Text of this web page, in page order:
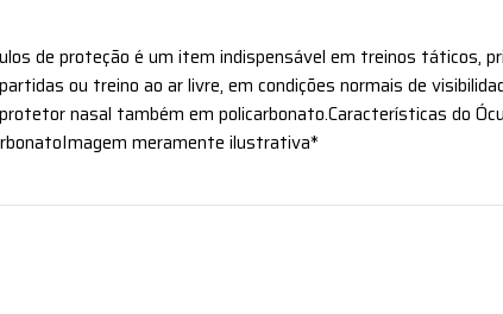
de proteção é um item indispensável em treinos
ou treino ao ar livre, em condições normais de
nasal também em policarbonato.Características do
meramente ilustrativa*